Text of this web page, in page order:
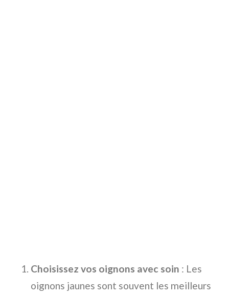
Choisissez vos oignons avec soin : Les
oignons jaunes sont souvent les meilleurs